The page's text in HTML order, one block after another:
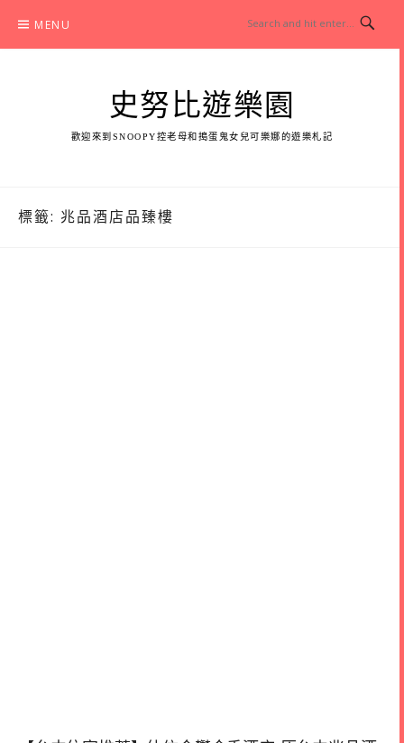
content
MENU
史努比遊樂園
歡迎來到SNOOPY控老母和搗蛋鬼女兒可樂娜的遊樂札記
標籤: 兆品酒店品臻樓